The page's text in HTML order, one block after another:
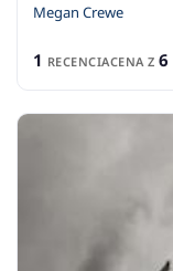
Megan Crewe
1 RECENCIACENA Z 6